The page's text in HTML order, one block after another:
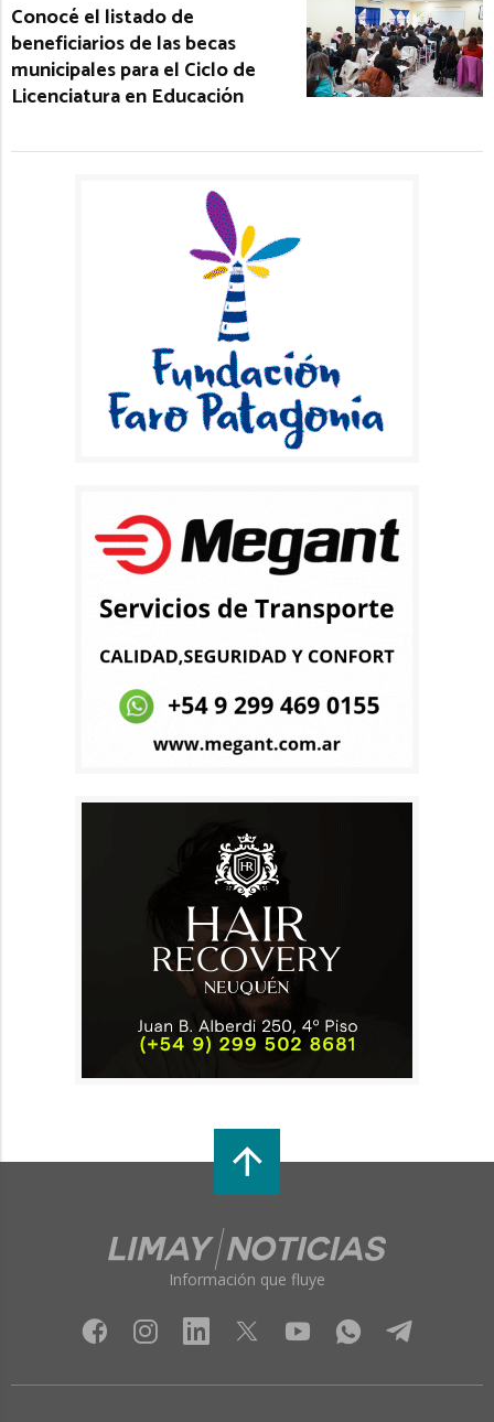
Conocé el listado de
beneficiarios de las becas
municipales para el Ciclo de
Licenciatura en Educación
Información que fluye